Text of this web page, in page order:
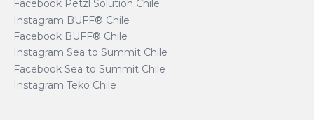
Facebook Petzl Solution Chile
Instagram BUFF® Chile
Facebook BUFF® Chile
Instagram Sea to Summit Chile
Facebook Sea to Summit Chile
Instagram Teko Chile